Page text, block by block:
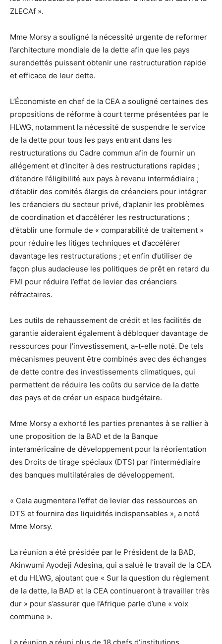
ZLECAf ».
Mme Morsy a souligné la nécessité urgente de reformer
l’architecture mondiale de la dette afin que les pays
surendettés puissent obtenir une restructuration rapide
et efficace de leur dette.
L’Économiste en chef de la CEA a souligné certaines des
propositions de réforme à court terme présentées par le
HLWG, notamment la nécessité de suspendre le service
de la dette pour tous les pays entrant dans les
restructurations du Cadre commun afin de fournir un
allégement et d’inciter à des restructurations rapides ;
d’étendre l’éligibilité aux pays à revenu intermédiaire ;
d’établir des comités élargis de créanciers pour intégrer
les créanciers du secteur privé, d’aplanir les problèmes
de coordination et d’accélérer les restructurations ;
d’établir une formule de « comparabilité de traitement »
pour réduire les litiges techniques et d’accélérer
davantage les restructurations ; et enfin d’utiliser de
façon plus audacieuse les politiques de prêt en retard du
FMI pour réduire l’effet de levier des créanciers
réfractaires.
Les outils de rehaussement de crédit et les facilités de
garantie aideraient également à débloquer davantage de
ressources pour l’investissement, a-t-elle noté. De tels
mécanismes peuvent être combinés avec des échanges
de dette contre des investissements climatiques, qui
permettent de réduire les coûts du service de la dette
des pays et de créer un espace budgétaire.
Mme Morsy a exhorté les parties prenantes à se rallier à
une proposition de la BAD et de la Banque
interaméricaine de développement pour la réorientation
des Droits de tirage spéciaux (DTS) par l’intermédiaire
des banques multilatérales de développement.
« Cela augmentera l’effet de levier des ressources en
DTS et fournira des liquidités indispensables », a noté
Mme Morsy.
La réunion a été présidée par le Président de la BAD,
Akinwumi Ayodeji Adesina, qui a salué le travail de la CEA
et du HLWG, ajoutant que « Sur la question du règlement
de la dette, la BAD et la CEA continueront à travailler très
dur » pour s’assurer que l’Afrique parle d’une « voix
commune ».